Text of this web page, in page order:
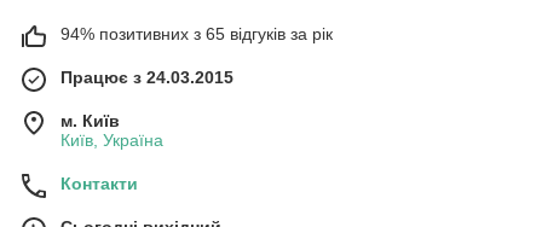
94% позитивних з 65 відгуків за рік
Працює з 24.03.2015
м. Київ
Київ, Україна
Контакти